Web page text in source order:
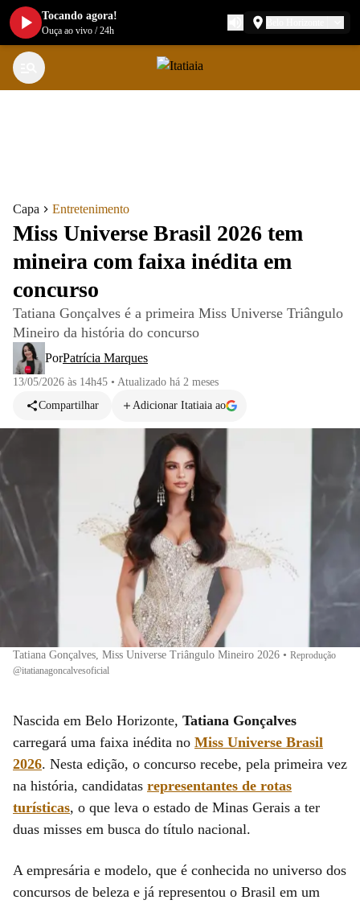
Capa Entretenimento
Miss Universe Brasil 2026 tem
mineira com faixa inédita em
concurso
Tatiana Gonçalves é a primeira Miss Universe Triângulo
Mineiro da história do concurso
PorPatrícia Marques
13/05/2026 às 14h45 • Atualizado há 2 meses
Compartilhar
Adicionar Itatiaia ao
Tatiana Gonçalves, Miss Universe Triângulo Mineiro 2026 • Reprodução
@itatianagoncalvesoficial
Nascida em Belo Horizonte, Tatiana Gonçalves
carregará uma faixa inédita no Miss Universe Brasil
2026. Nesta edição, o concurso recebe, pela primeira vez
na história, candidatas representantes de rotas
turísticas, o que leva o estado de Minas Gerais a ter
duas misses em busca do título nacional.
A empresária e modelo, que é conhecida no universo dos
concursos de beleza e já representou o Brasil em um
Tocando agora!
Ouça ao vivo /24h